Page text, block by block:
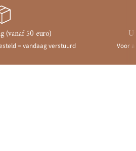
(vanaf 50 euro)
= vandaag verstuurd Voor